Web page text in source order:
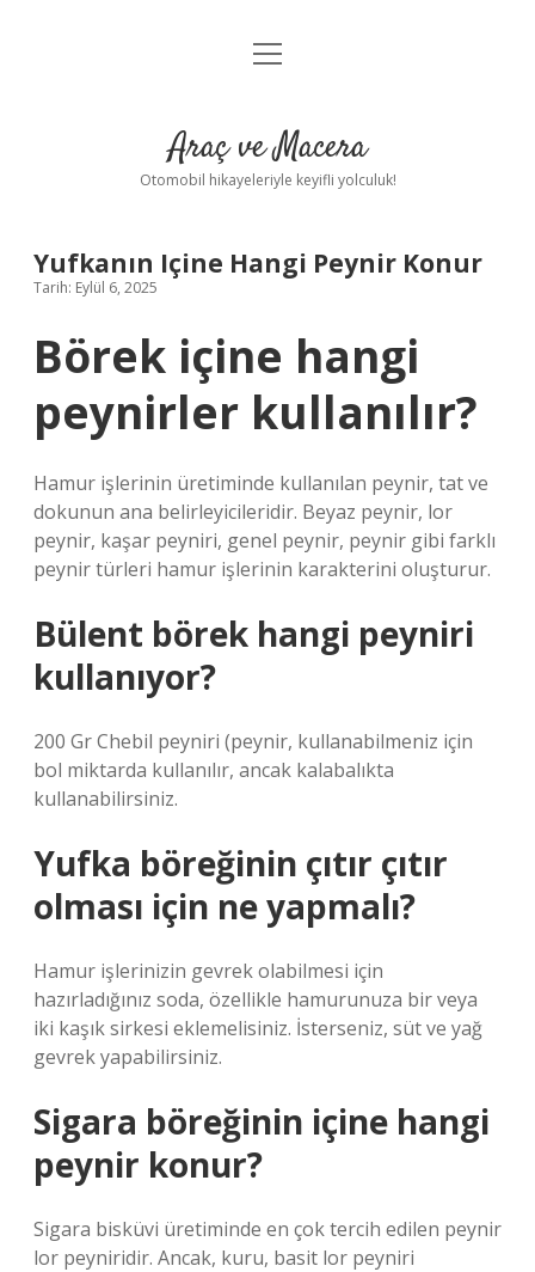
Anasayfa
Yasal Uyarı
menüyü
Araç ve Macera
Otomobil hikayeleriyle keyifli yolculuk!
Yufkanın Içine Hangi Peynir Konur
Tarih: Eylül 6, 2025
Börek içine hangi
peynirler kullanılır?
Hamur işlerinin üretiminde kullanılan peynir, tat ve
dokunun ana belirleyicileridir. Beyaz peynir, lor
peynir, kaşar peyniri, genel peynir, peynir gibi farklı
peynir türleri hamur işlerinin karakterini oluşturur.
Bülent börek hangi peyniri
kullanıyor?
200 Gr Chebil peyniri (peynir, kullanabilmeniz için
bol miktarda kullanılır, ancak kalabalıkta
kullanabilirsiniz.
Yufka böreğinin çıtır çıtır
olması için ne yapmalı?
Hamur işlerinizin gevrek olabilmesi için
hazırladığınız soda, özellikle hamurunuza bir veya
iki kaşık sirkesi eklemelisiniz. İsterseniz, süt ve yağ
gevrek yapabilirsiniz.
Sigara böreğinin içine hangi
peynir konur?
Sigara bisküvi üretiminde en çok tercih edilen peynir
lor peyniridir. Ancak, kuru, basit lor peyniri